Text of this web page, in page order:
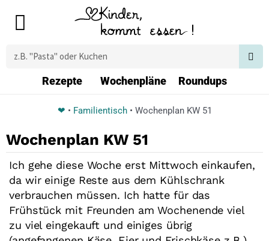
Main
Suche
Rezepte Wochenpläne Roundups
❤ • Familientisch• Wochenplan KW 51
Wochenplan KW 51
Ich gehe diese Woche erst Mittwoch einkaufen,
da wir einige Reste aus dem Kühlschrank
verbrauchen müssen. Ich hatte für das
Frühstück mit Freunden am Wochenende viel
zu viel eingekauft und einiges übrig